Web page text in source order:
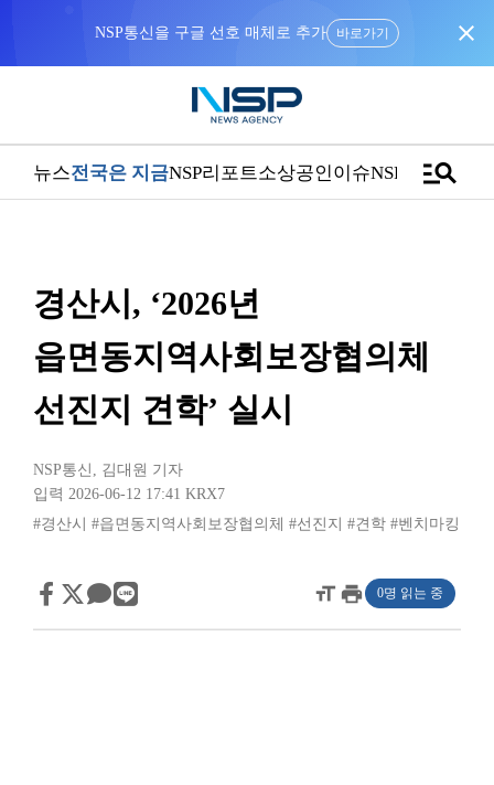
NSP통신을 구글 선호 매체로 추가 바로가기 close
뉴스전국은 지금NSP리포트소상공인이슈NSPTVmanage_search
경산시, ‘2026년
읍면동지역사회보장협의체
선진지 견학’ 실시
NSP통신 , 김대원 기자
입력 2026-06-12 17:41 KRX7
#경산시
#읍면동지역사회보장협의체 #선진지 #견학 #벤치마킹
format_sizeprint 0명 읽는 중